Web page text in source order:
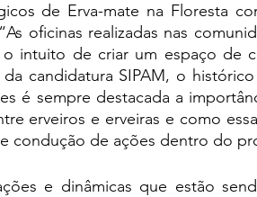
de Erva-mate na Floresta
oficinas realizadas nas
intuito de criar um espaço de
candidatura SIPAM, o
é sempre destacada a
erveiros e erveiras e como
condução de ações dentro do
e dinâmicas que estão